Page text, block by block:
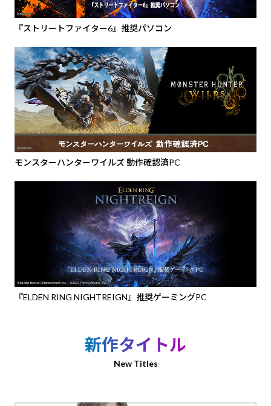
『ストリートファイター6』推奨パソコン
モンスターハンターワイルズ 動作確認済PC
『ELDEN RING NIGHTREIGN』推奨ゲーミングPC
新作タイトル
New Titles